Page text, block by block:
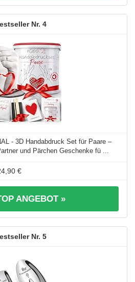
4
- 3D Handabdruck Set für Paare –
und Pärchen Geschenke fü ...
€
ANGEBOT »
5